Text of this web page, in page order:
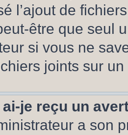
l’ajout de
être que seul
si vous ne
joints sur un
je reçu un
a son